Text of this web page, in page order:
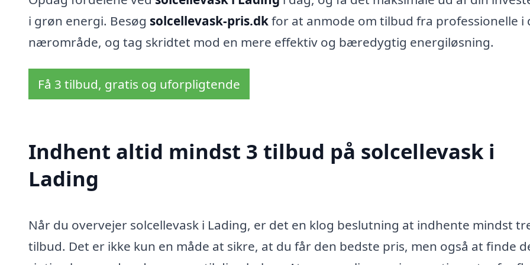
i grøn energi. Besøg solcellevask-pris.dkfor at anmode om tilbud fra professionelle i
nærområde, og tag skridtet mod en mere effektiv og bæredygtig energiløsning.
Få 3 tilbud, gratis og uforpligtende
Indhent altid mindst 3 tilbud på solcellevask i
Lading
Når du overvejer solcellevask i Lading, er det en klog beslutning at indhente mindst
tilbud. Det er ikke kun en måde at sikre, at du får den bedste pris, men også at finde